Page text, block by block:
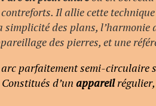
Il allie cette
des plans, l’harmonie
des pierres, et une
parfaitement semi-circulaire
d’un appareilrégulier,